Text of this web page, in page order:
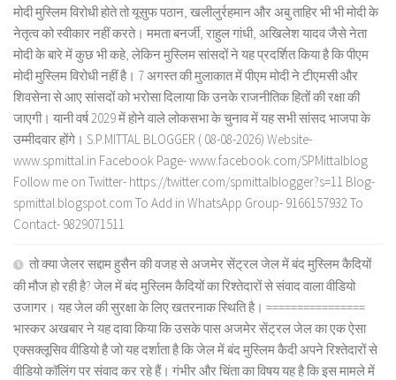
मोदी मुस्लिम विरोधी होते तो यूसुफ पठान, खलीलुर्रहमान और अबु ताहिर भी भी मोदी के
नेतृत्व को स्वीकार नहीं करते। ममता बनर्जी, राहुल गांधी, अखिलेश यादव जैसे नेता
मोदी के बारे में कुछ भी कहे, लेकिन मुस्लिम सांसदों ने यह प्रदर्शित किया है कि पीएम
मोदी मुस्लिम विरोधी नहीं है। 7 अगस्त की मुलाकात में पीएम मोदी ने टीएमसी और
शिवसेना से आए सांसदों को भरोसा दिलाया कि उनके राजनीतिक हितों की रक्षा की
जाएगी। यानी वर्ष 2029 में होने वाले लोकसभा के चुनाव में यह सभी सांसद भाजपा के
उम्मीदवार होंगे। S.P.MITTAL BLOGGER ( 08-08-2026) Website-
www.spmittal.in Facebook Page- www.facebook.com/SPMittalblog
Follow me on Twitter- https://twitter.com/spmittalblogger?s=11 Blog-
spmittal.blogspot.com To Add in WhatsApp Group- 9166157932 To
Contact- 9829071511
तो क्या जेलर सद्दाम हुसैन की वजह से अजमेर सेंट्रल जेल में बंद मुस्लिम कैदियों
की मौज हो रही है? जेल में बंद मुस्लिम कैदियों का रिश्तेदारों से संवाद वाला वीडियो
उजागर। यह जेल की सुरक्षा के लिए खतरनाक स्थिति है। ================
भास्कर अखबार ने यह दावा किया कि उसके पास अजमेर सेंट्रल जेल का एक ऐसा
एक्सक्लूसिव वीडियो है जो यह दर्शाता है कि जेल में बंद मुस्लिम कैदी अपने रिश्तेदारों से
वीडियो कॉलिंग पर संवाद कर रहे हैं। गंभीर और चिंता का विषय यह है कि इस मामले में